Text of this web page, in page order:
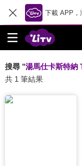
下載 APP，
搜尋 "湯馬仕卡斯特納
共 1 筆結果